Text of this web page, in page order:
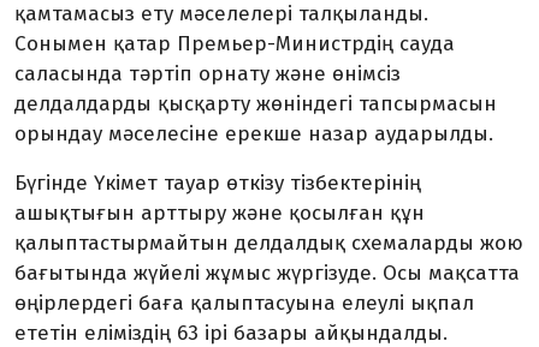
қамтамасыз ету мәселелері талқыланды.
Сонымен қатар Премьер-Министрдің сауда
саласында тәртіп орнату және өнімсіз
делдалдарды қысқарту жөніндегі тапсырмасын
орындау мәселесіне ерекше назар аударылды.
Бүгінде Үкімет тауар өткізу тізбектерінің
ашықтығын арттыру және қосылған құн
қалыптастырмайтын делдалдық схемаларды жою
бағытында жүйелі жұмыс жүргізуде. Осы мақсатта
өңірлердегі баға қалыптасуына елеулі ықпал
ететін еліміздің 63 ірі базары айқындалды.